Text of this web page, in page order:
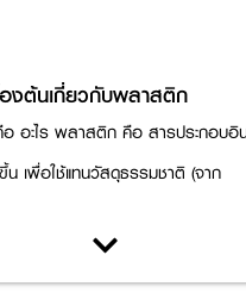
งต้นเกี่ยวกับพลาสติก
รประกอบอินทรีย์
เพื่อใช้แทนวัสดุธรรมชาติ (จาก
สถาน) หรือ หากอธิบายลงลึกไปในทาง